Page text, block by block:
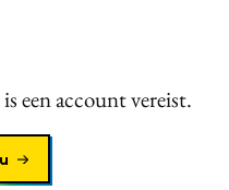
een account vereist.